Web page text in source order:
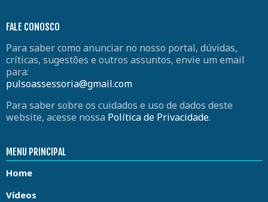
FALE CONOSCO
Para saber como anunciar no nosso portal, dúvidas,
críticas, sugestões e outros assuntos, envie um email
para:
pulsoassessoria@gmail.com
Para saber sobre os cuidados e uso de dados deste
website, acesse nossa Política de Privacidade.
MENU PRINCIPAL
Home
Vídeos